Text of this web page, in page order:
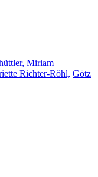
Miriam
Richter-Röhl, Götz